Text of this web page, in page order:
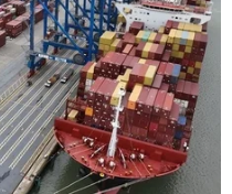
việc làm Mỹ giúp chỉ số
lên 16.197,79 điểm;
thị trường Singapore